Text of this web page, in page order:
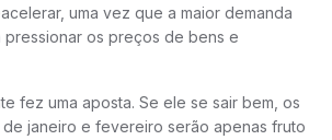
uma vez que a maior demanda
pressionar os preços de bens e
fez uma aposta. Se ele se sair bem, os
janeiro e fevereiro serão apenas fruto